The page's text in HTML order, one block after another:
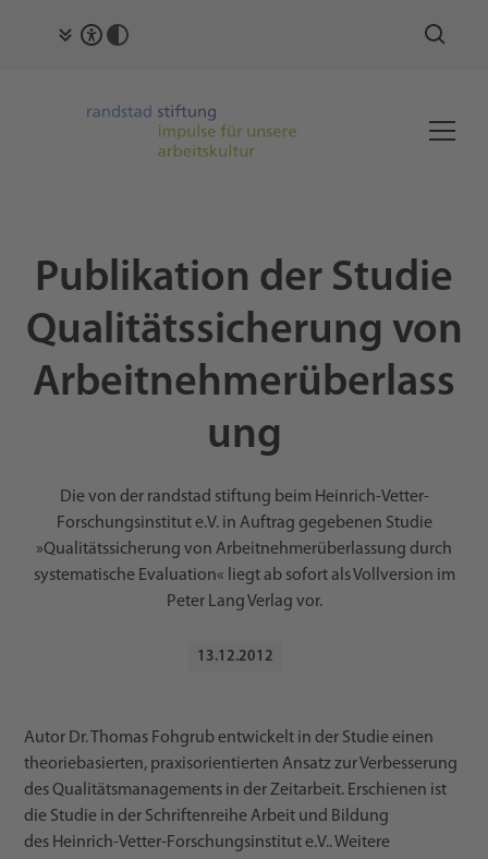
Publikation der Studie
Qualitätssicherung von
Arbeitnehmerüberlass
ung
Die von der randstad stiftung beim Heinrich-Vetter-
Forschungsinstitut e.V. in Auftrag gegebenen Studie
»Qualitätssicherung von Arbeitnehmerüberlassung durch
systematische Evaluation« liegt ab sofort als Vollversion im
Peter Lang Verlag vor.
13.12.2012
Autor Dr. Thomas Fohgrub entwickelt in der Studie einen
theoriebasierten, praxisorientierten Ansatz zur Verbesserung
des Qualitätsmanagements in der Zeitarbeit. Erschienen ist
die Studie in der Schriftenreihe Arbeit und Bildung
des Heinrich-Vetter-Forschungsinstitut e.V.. Weitere